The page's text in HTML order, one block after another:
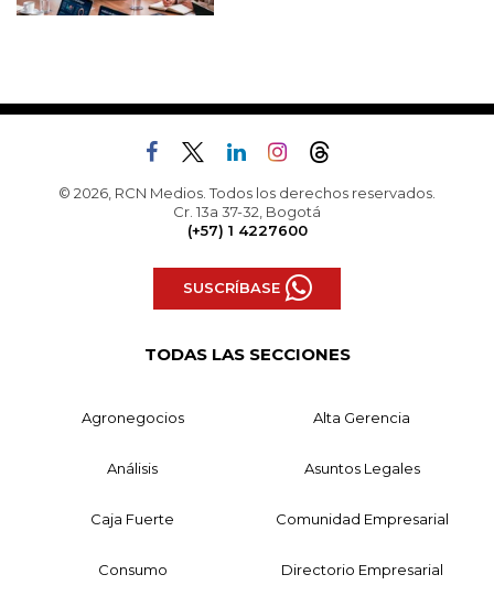
© 2026, RCN Medios. Todos los derechos reservados.
Cr. 13a 37-32, Bogotá
(+57) 1 4227600
SUSCRÍBASE
TODAS LAS SECCIONES
Agronegocios Alta Gerencia
Análisis Asuntos Legales
Caja Fuerte Comunidad Empresarial
Consumo Directorio Empresarial